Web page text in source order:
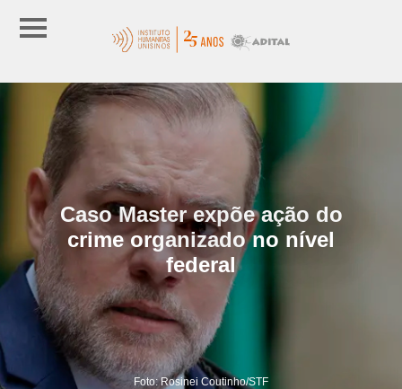
Caso Master expõe ação do
crime organizado no nível
federal
Foto: Rosinei Coutinho/STF